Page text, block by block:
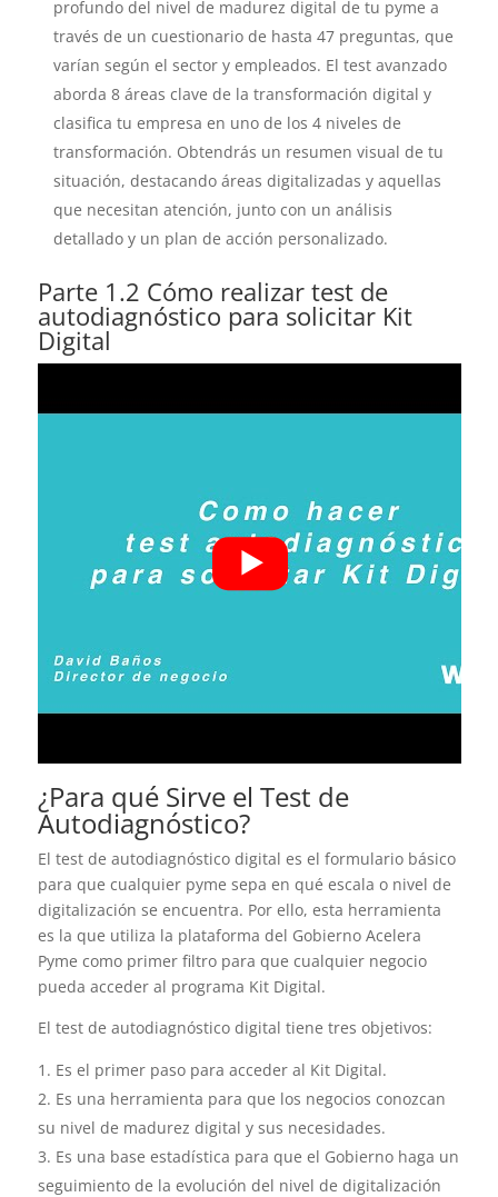
profundo del nivel de madurez digital de tu pyme a
través de un cuestionario de hasta 47 preguntas, que
varían según el sector y empleados. El test avanzado
aborda 8 áreas clave de la transformación digital y
clasifica tu empresa en uno de los 4 niveles de
transformación. Obtendrás un resumen visual de tu
situación, destacando áreas digitalizadas y aquellas
que necesitan atención, junto con un análisis
detallado y un plan de acción personalizado.
Parte 1.2 Cómo realizar test de
autodiagnóstico para solicitar Kit
Digital
¿Para qué Sirve el Test de
Autodiagnóstico?
El test de autodiagnóstico digital es el formulario básico
para que cualquier pyme sepa en qué escala o nivel de
digitalización se encuentra. Por ello, esta herramienta
es la que utiliza la plataforma del Gobierno Acelera
Pyme como primer filtro para que cualquier negocio
pueda acceder al programa Kit Digital.
El test de autodiagnóstico digital tiene tres objetivos:
Es el primer paso para acceder al Kit Digital.
Es una herramienta para que los negocios conozcan
su nivel de madurez digital y sus necesidades.
Es una base estadística para que el Gobierno haga un
seguimiento de la evolución del nivel de digitalización